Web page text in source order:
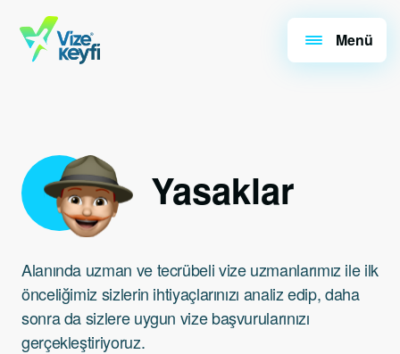
Menü
Yasaklar
Alanında uzman ve tecrübeli vize uzmanlarımız ile ilk
önceliğimiz sizlerin ihtiyaçlarınızı analiz edip, daha
sonra da sizlere uygun vize başvurularınızı
gerçekleştiriyoruz.